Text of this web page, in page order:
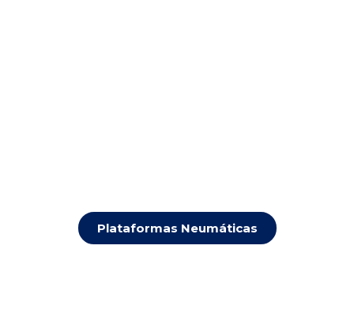
Plataformas Neumáticas